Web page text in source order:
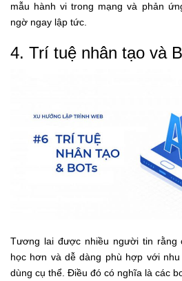
mẫu hành vi trong mạng và phản
ngờ ngay lập tức.
4. Trí tuệ nhân tạo và
Tương lai được nhiều người tin
học hơn và dễ dàng phù hợp với
dùng cụ thể. Điều đó có nghĩa là các